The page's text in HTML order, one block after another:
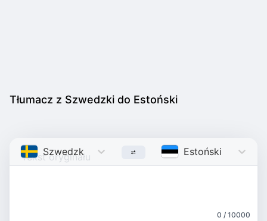
Tłumacz z Szwedzki do Estoński
Szwedzki Swedish Estoński Estonian
0 / 10000